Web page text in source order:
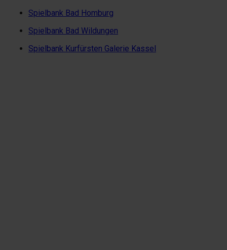
Spielbank Bad Homburg
Spielbank Bad Wildungen
Spielbank Kurfürsten Galerie Kassel